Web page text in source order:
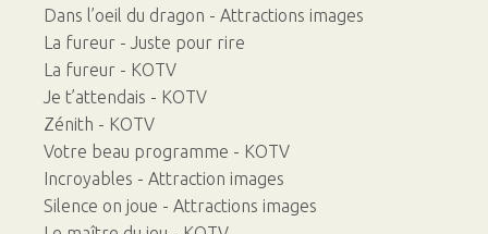
Dans l’oeil du dragon - Attractions images
La fureur - Juste pour rire
La fureur - KOTV
Je t’attendais - KOTV
Zénith - KOTV
Votre beau programme - KOTV
Incroyables - Attraction images
Silence on joue - Attractions images